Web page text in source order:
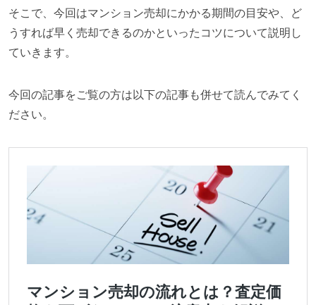
そこで、今回はマンション売却にかかる期間の目安や、ど
うすれば早く売却できるのかといったコツについて説明し
ていきます。
今回の記事をご覧の方は以下の記事も併せて読んでみてく
ださい。